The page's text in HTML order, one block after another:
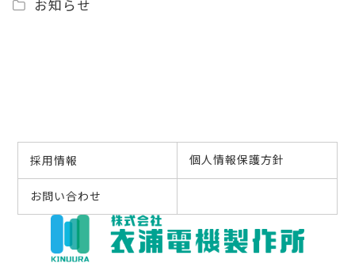
お知らせ
採用情報 個人情報保護方針
お問い合わせ